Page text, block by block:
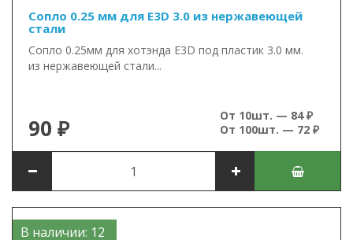
Сопло 0.25 мм для E3D 3.0 из нержавеющей
стали
Сопло 0.25мм для хотэнда E3D под пластик 3.0 мм.
из нержавеющей стали...
90 ₽
От 10шт. — 84 ₽
От 100шт. — 72 ₽
В наличии: 12